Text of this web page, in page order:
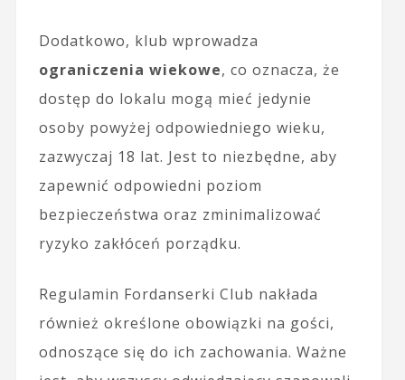
Dodatkowo, klub wprowadza
ograniczenia wiekowe, co oznacza, że
dostęp do lokalu mogą mieć jedynie
osoby powyżej odpowiedniego wieku,
zazwyczaj 18 lat. Jest to niezbędne, aby
zapewnić odpowiedni poziom
bezpieczeństwa oraz zminimalizować
ryzyko zakłóceń porządku.
Regulamin Fordanserki Club nakłada
również określone obowiązki na gości,
odnoszące się do ich zachowania. Ważne